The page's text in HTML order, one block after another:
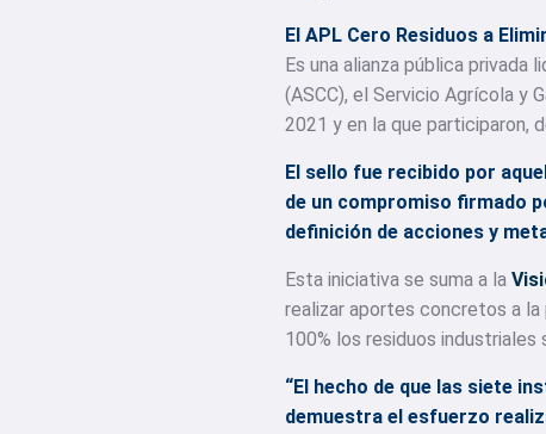
El APL Cero Residuos a
Es una alianza pública privada
(ASCC), el Servicio Agrícola y
2021 y en la que participaron,
El sello fue recibido por
de un compromiso firmado
definición de acciones y
Esta iniciativa se suma a la
realizar aportes concretos a
100% los residuos industriales
“El hecho de que las siete
demuestra el esfuerzo